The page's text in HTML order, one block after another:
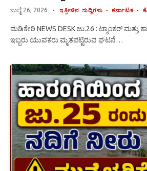
ಜುಲೈ 26, 2026 ಇತ್ತೀಚಿನ ಸುದ್ದಿಗಳು ಕರ್ನಾಟಕ
ಮಡಿಕೇರಿ NEWS DESK ಜು.26 : ಟ್ಯಾಂಕರ್ ಮತ್ತು
ಇಬ್ಬರು ಯುವಕರು ಮೃತಪಟ್ಟಿರುವ ಘಟನೆ…